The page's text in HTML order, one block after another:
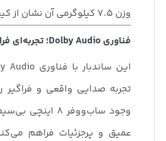
وزن 7.5 کیلوگرمی آن نشان از کیفیت ساخت بالای آن دارد.
فناوری Dolby Audio؛ تجربه‌ای فراگیر
تجربه صدایی واقعی و فراگیر
وجود ساب‌ووفر 8